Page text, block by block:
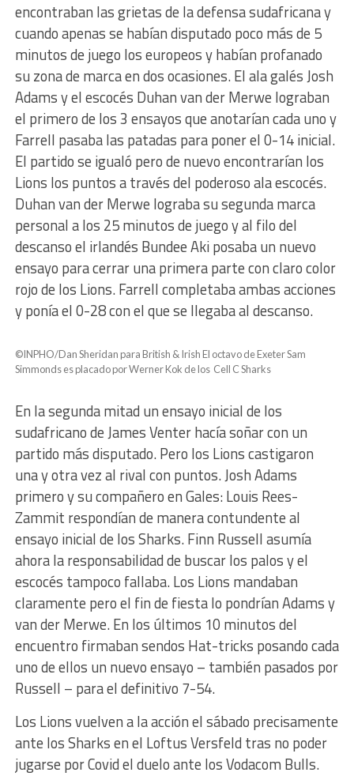
encontraban las grietas de la defensa sudafricana y
cuando apenas se habían disputado poco más de 5
minutos de juego los europeos y habían profanado
su zona de marca en dos ocasiones. El ala galés Josh
Adams y el escocés Duhan van der Merwe lograban
el primero de los 3 ensayos que anotarían cada uno y
Farrell pasaba las patadas para poner el 0-14 inicial.
El partido se igualó pero de nuevo encontrarían los
Lions los puntos a través del poderoso ala escocés.
Duhan van der Merwe lograba su segunda marca
personal a los 25 minutos de juego y al filo del
descanso el irlandés Bundee Aki posaba un nuevo
ensayo para cerrar una primera parte con claro color
rojo de los Lions. Farrell completaba ambas acciones
y ponía el 0-28 con el que se llegaba al descanso.
©INPHO/Dan Sheridan para British & Irish El octavo de Exeter Sam
Simmonds es placado por Werner Kok de los Cell C Sharks
En la segunda mitad un ensayo inicial de los
sudafricano de James Venter hacía soñar con un
partido más disputado. Pero los Lions castigaron
una y otra vez al rival con puntos. Josh Adams
primero y su compañero en Gales: Louis Rees-
Zammit respondían de manera contundente al
ensayo inicial de los Sharks. Finn Russell asumía
ahora la responsabilidad de buscar los palos y el
escocés tampoco fallaba. Los Lions mandaban
claramente pero el fin de fiesta lo pondrían Adams y
van der Merwe. En los últimos 10 minutos del
encuentro firmaban sendos Hat-tricks posando cada
uno de ellos un nuevo ensayo – también pasados por
Russell – para el definitivo 7-54.
Los Lions vuelven a la acción el sábado precisamente
ante los Sharks en el Loftus Versfeld tras no poder
jugarse por Covid el duelo ante los Vodacom Bulls.